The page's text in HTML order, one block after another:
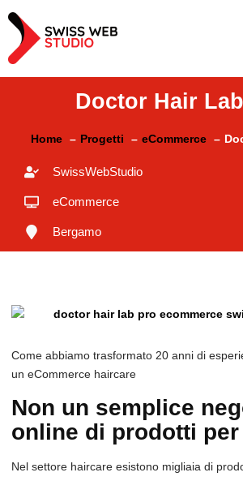
Doctor Hair
Home Progetti eCommerce
SwissWebStudio
eCommerce
Bergamo
Come abbiamo trasformato 20 anni di
un eCommerce haircare
Non un semplice
online di prodotti
Nel settore haircare esistono migliaia di